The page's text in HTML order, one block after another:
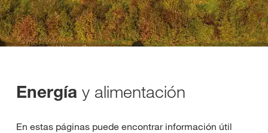
Energía y alimentación
En estas páginas puede encontrar información útil